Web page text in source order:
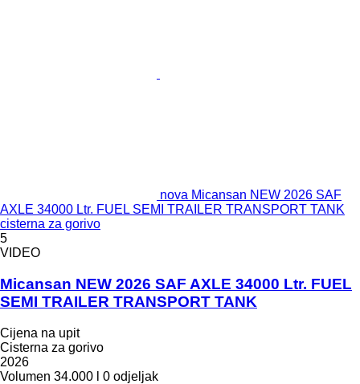
nova Micansan NEW 2026 SAF
AXLE 34000 Ltr. FUEL SEMI TRAILER TRANSPORT TANK
cisterna za gorivo
5
VIDEO
Micansan NEW 2026 SAF AXLE 34000 Ltr. FUEL
SEMI TRAILER TRANSPORT TANK
Cijena na upit
Cisterna za gorivo
2026
Volumen 34.000 l
0 odjeljak